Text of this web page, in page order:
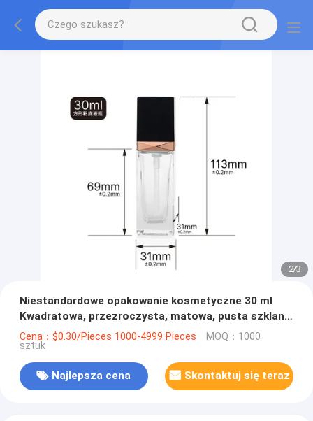
2/3
Niestandardowe opakowanie kosmetyczne 30 ml
Kwadratowa, przezroczysta, matowa, pusta szklana
butelka z podkładem F143-Butelka z podkładem
Cena：$0.30/Pieces 1000-4999 Pieces MOQ：1000
sztuk
Najlepsza cena Skontaktuj się teraz